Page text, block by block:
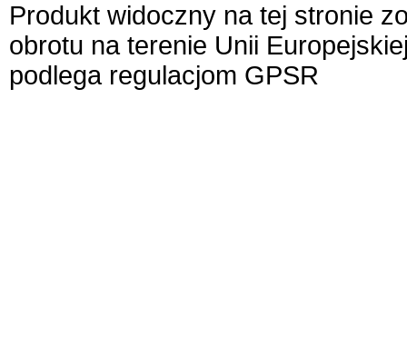
Produkt widoczny na tej stronie
obrotu na terenie Unii
podlega regulacjom GPSR